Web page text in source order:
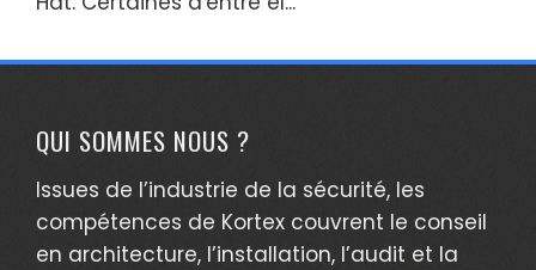
QUI SOMMES NOUS ?
Issues de l’industrie de la sécurité, les
compétences de Kortex couvrent le conseil
en architecture, l’installation, l’audit et la